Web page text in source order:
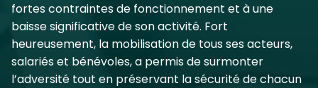
fortes contraintes de fonctionnement et à une
baisse significative de son activité. Fort
heureusement, la mobilisation de tous ses acteurs,
salariés et bénévoles, a permis de surmonter
l’adversité tout en préservant la sécurité de chacun